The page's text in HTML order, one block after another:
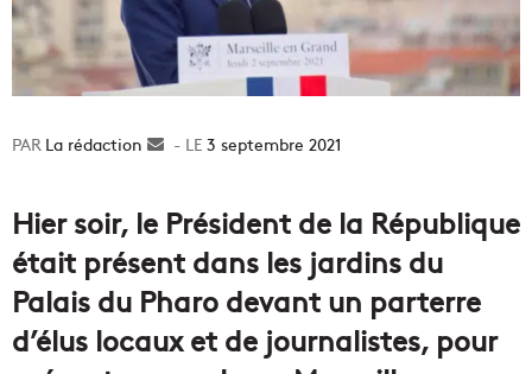
La rédaction
Envoyer3 septembre 2021
Hier soir, le Président de la République
était présent dans les jardins du
Palais du Pharo devant un parterre
d’élus locaux et de journalistes, pour